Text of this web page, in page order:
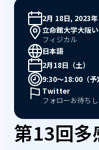
2月 18日, 2023年
立命館大学大阪
フィジカル
日本語
2月18日（土）
9:30〜18:00（予
Twitter
フォローお待ち
第13回多